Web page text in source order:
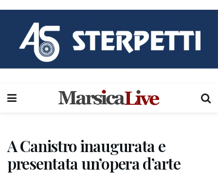
A Canistro inaugurata e
presentata un’opera d’arte